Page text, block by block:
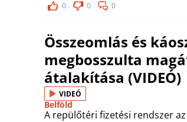
0 0 0
Összeomlás és
megbosszulta
átalakítása (VIDEÓ)
VIDEÓ
Belföld
A repülőtéri fizetési rendszer